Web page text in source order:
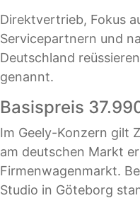
Direktvertrieb, Fokus
Servicepartnern und
Deutschland
genannt.
Basispreis
Im Geely-Konzern gilt
am deutschen Markt
Firmenwagenmarkt.
Studio in Göteborg